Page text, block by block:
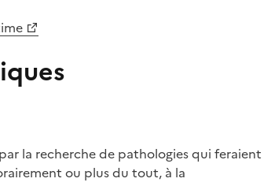
la recherche de pathologies qui feraient
ou plus du tout, à la